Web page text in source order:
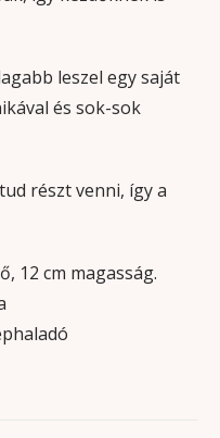
leszel egy saját
és sok-sok
részt venni, így a
12 cm magasság.